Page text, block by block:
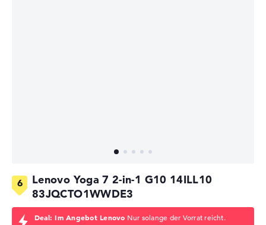
Lenovo Yoga 7 2-in-1 G10 14ILL10
83JQCTO1WWDE3
Deal: Im Angebot Lenovo Nur solange der Vorrat reicht.